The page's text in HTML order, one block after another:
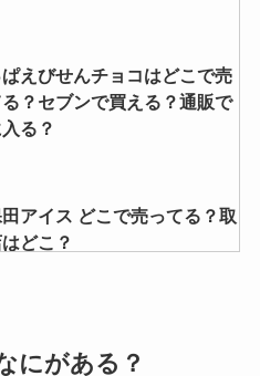
えびせんチョコはどこで売
る？セブンで買える？通販で
る？
アイス どこで売ってる？取
どこ？
のチーズサンドは終了？ど
にがある？